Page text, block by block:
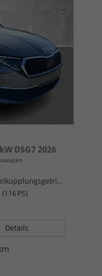
DSG7 2026
Doppelkupplungsgetriebe (DSG)
PS)
Details